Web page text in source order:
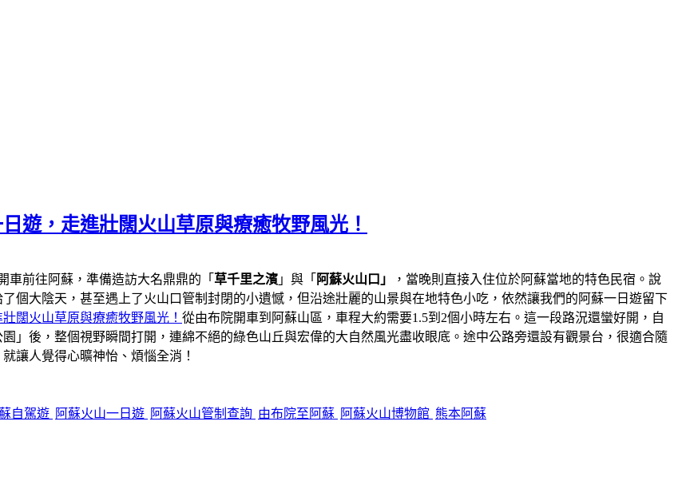
遊，走進壯闊火山草原與療癒牧野風光！
車前往阿蘇，準備造訪大名鼎鼎的「 草千里之濱 」與「 阿蘇火山口」
，當晚則直接入住位於阿蘇當地的特色民宿。說
個大陰天，甚至遇上了火山口管制封閉的小遺憾，但沿途壯麗的山景與在地特色小吃，依然讓我們的阿蘇一日遊留下
闊火山草原與療癒牧野風光！ 從由布院開車到阿蘇山區，車程大約需要1.5到2個小時左右。這一段路況還蠻好開，自
」後，整個視野瞬間打開，連綿不絕的綠色山丘與宏偉的大自然風光盡收眼底。途中公路旁還設有觀景台，很適合隨
讓人覺得心曠神怡、煩惱全消！
自駕遊 阿蘇火山一日遊 阿蘇火山管制查詢 由布院至阿蘇 阿蘇火山博物館 熊本阿蘇